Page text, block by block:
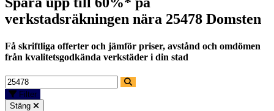
verkstadsräkningen nära 25478 Domsten
Få skriftliga offerter och jämför priser, avstånd och omdömen
från kvalitetsgodkända verkstäder i din stad
Filter
Stäng